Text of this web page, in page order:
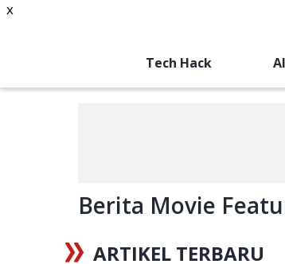
Tech Hack AI
Berita Movie
ARTIKEL TERBARU
x